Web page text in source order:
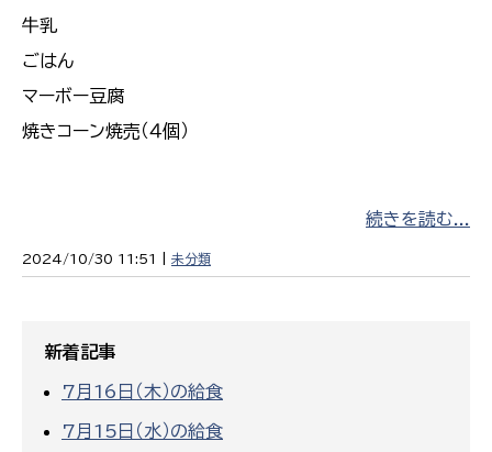
牛乳
ごはん
マーボー豆腐
焼きコーン焼売（４個）
続きを読む...
2024/10/30 11:51 | 未分類
新着記事
7月16日（木）の給食
7月15日（水）の給食